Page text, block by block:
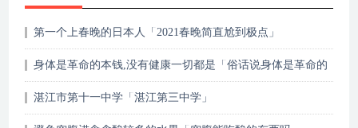
第一个上春晚的日本人「2021春晚简直尬到极点」
身体是革命的本钱,没有健康一切都是「俗话说身体是革命的
湛江市第十一中学「湛江第三中学」